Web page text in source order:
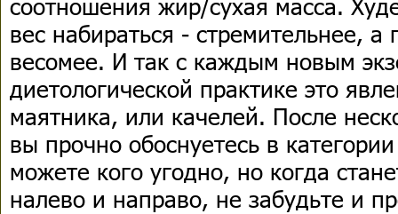
вес набираться - стремительнее, а
весомее. И так с каждым новым
диетологической практике это
маятника, или качелей. После
вы прочно обоснуетесь в
можете кого угодно, но когда
налево и направо, не забудьте и